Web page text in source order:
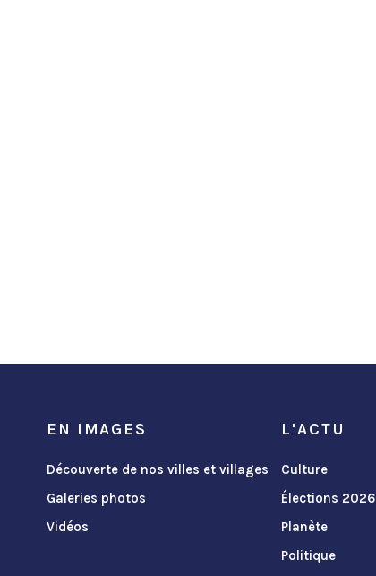
EN IMAGES
Découverte de nos villes et villages
Galeries photos
Vidéos
L'ACTU
Culture
Élections 2026
Planète
Politique